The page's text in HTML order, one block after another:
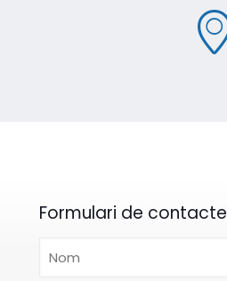
Formulari de contacte